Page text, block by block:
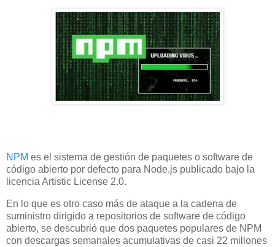
NPM es el sistema de gestión de paquetes o software de
código abierto por defecto para Node.js publicado bajo la
licencia Artistic License 2.0.
En lo que es otro caso más de ataque a la cadena de
suministro dirigido a repositorios de software de código
abierto, se descubrió que dos paquetes populares de NPM
con descargas semanales acumulativas de casi 22 millones